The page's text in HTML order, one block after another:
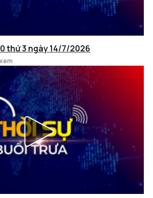
thứ 3 ngày 14/7/2026